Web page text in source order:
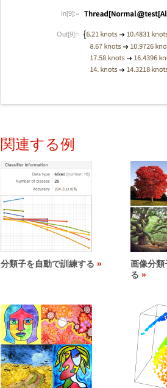
In[9]:=
Out[9]=
関連する例
分類子を自動で訓練する
画像分類
る